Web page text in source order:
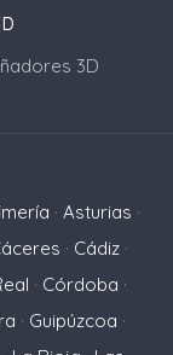
3D
· Asturias ·
· Cádiz ·
· Córdoba ·
· Guipúzcoa ·